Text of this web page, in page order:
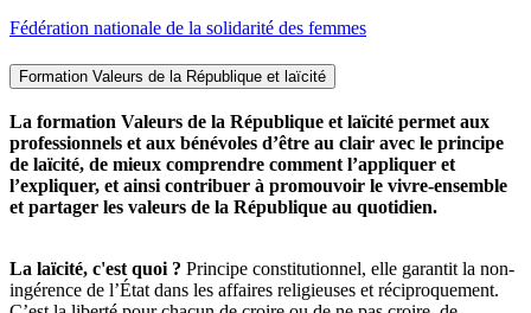
Fédération nationale de la solidarité des femmes
Formation Valeurs de la République et laïcité
La formation Valeurs de la République et laïcité permet aux
professionnels et aux bénévoles d’être au clair avec le principe
de laïcité, de mieux comprendre comment l’appliquer et
l’expliquer, et ainsi contribuer à promouvoir le vivre-ensemble
et partager les valeurs de la République au quotidien.
La laïcité, c'est quoi ? Principe constitutionnel, elle garantit la non-
ingérence de l’État dans les affaires religieuses et réciproquement.